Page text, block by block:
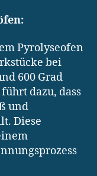
Pyrolyseofen
bei
600 Grad
dazu, dass
und
Diese